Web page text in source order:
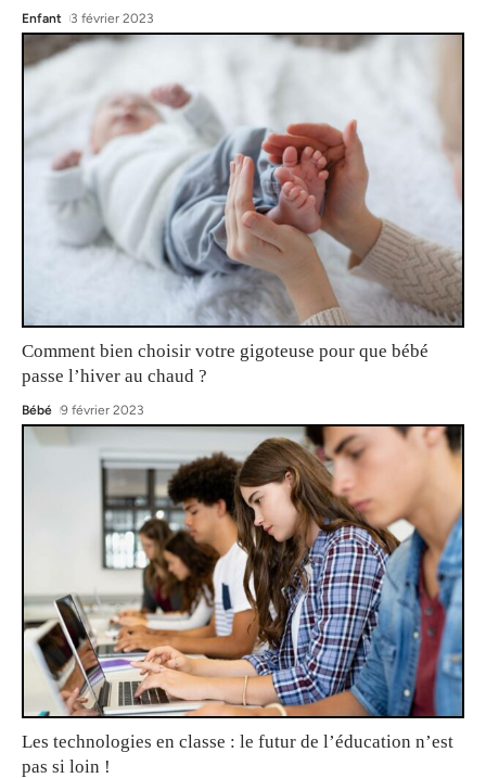
Enfant 3 février 2023
Comment bien choisir votre gigoteuse pour que bébé
passe l’hiver au chaud ?
Bébé 9 février 2023
Les technologies en classe : le futur de l’éducation n’est
pas si loin !